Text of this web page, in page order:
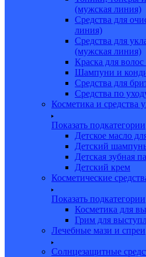
(мужская линия)
Средства для
линия)
Средства для
(мужская линия)
Краска для
Шампуни и
Средства для
Средства по
Косметика и средства
Показать подкатегории
Детское масло
Детский
Детская зубная
Детский крем
Косметические
Показать подкатегории
Косметика для
Грим для
Лечебные мази и спреи
Солнцезащитные